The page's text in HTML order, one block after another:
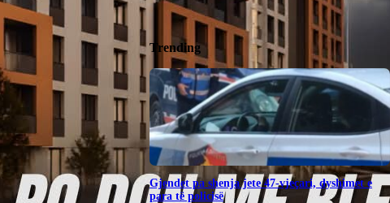
Trending
Gjendet pa shenja jete 47-vjeçari, dyshimet e
para të policisë